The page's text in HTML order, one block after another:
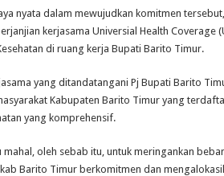
nyata dalam mewujudkan komitmen
kerjasama Universial Health Coverage
di ruang kerja Bupati Barito Timur.
yang ditandatangani Pj Bupati Barito
Kabupaten Barito Timur yang
yang komprehensif.
mahal, oleh sebab itu, untuk meringankan
Barito Timur berkomitmen dan